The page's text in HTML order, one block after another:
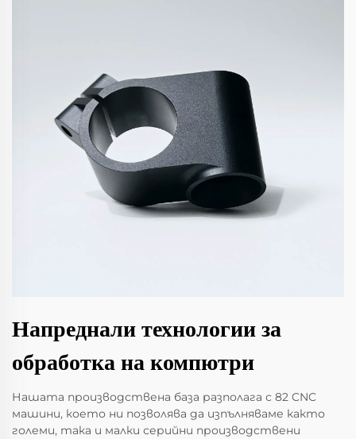
Напреднали технологии за
обработка на компютри
Нашата производствена база разполага с 82 CNC
машини, което ни позволява да изпълняваме както
големи, така и малки серийни производствени